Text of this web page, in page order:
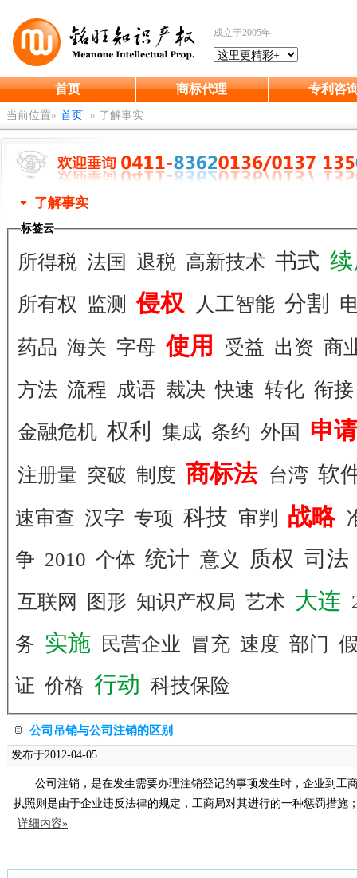
成立于2005年
首页 商标代理 专利咨
当前位置» 首页 » 了解事实
了解事实
标签云
所得税 法国 退税 高新技术 书式
所有权 监测 侵权 人工智能 分割
药品 海关 字母 使用 受益 出资 商
方法 流程 成语 裁决 快速 转化 衔
金融危机 权利 集成 条约 外国 申
注册量 突破 制度 商标法 台湾 软
速审查 汉字 专项 科技 审判 战略
争 2010 个体 统计 意义 质权 司法
互联网 图形 知识产权局 艺术 大连
务 实施 民营企业 冒充 速度 部门
证 价格 行动 科技保险
公司吊销与公司注销的区别
发布于2012-04-05
公司注销，是在发生需要办理注销登记的事项发生时，企业到工
执照则是由于企业违反法律的规定，工商局对其进行的一种惩罚措施
详细内容»